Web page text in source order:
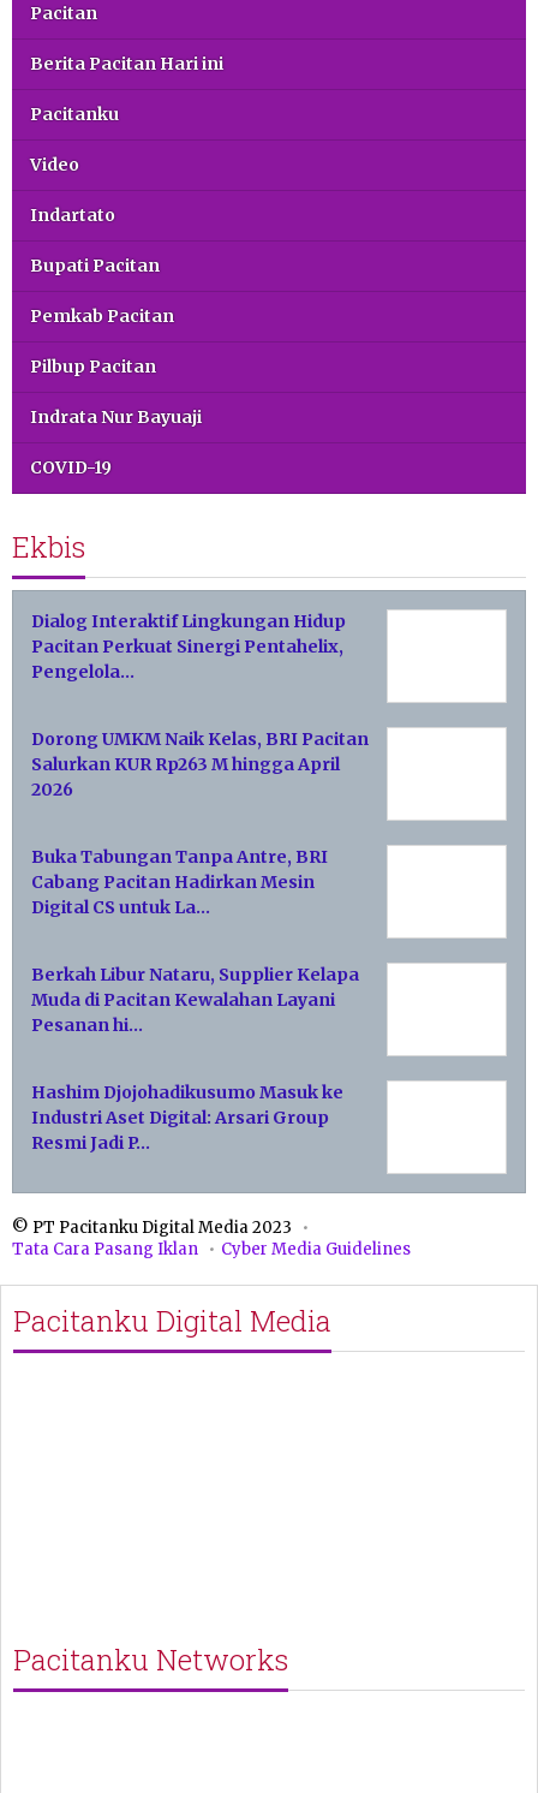
Pacitan
Berita Pacitan Hari ini
Pacitanku
Video
Indartato
Bupati Pacitan
Pemkab Pacitan
Pilbup Pacitan
Indrata Nur Bayuaji
COVID-19
Ekbis
Dialog Interaktif Lingkungan Hidup
Pacitan Perkuat Sinergi Pentahelix,
Pengelola…
Dorong UMKM Naik Kelas, BRI Pacitan
Salurkan KUR Rp263 M hingga April
2026
Buka Tabungan Tanpa Antre, BRI
Cabang Pacitan Hadirkan Mesin
Digital CS untuk La…
Berkah Libur Nataru, Supplier Kelapa
Muda di Pacitan Kewalahan Layani
Pesanan hi…
Hashim Djojohadikusumo Masuk ke
Industri Aset Digital: Arsari Group
Resmi Jadi P…
© PT Pacitanku Digital Media 2023
Tata Cara Pasang Iklan
Cyber Media Guidelines
Pacitanku Digital Media
Pacitanku Networks